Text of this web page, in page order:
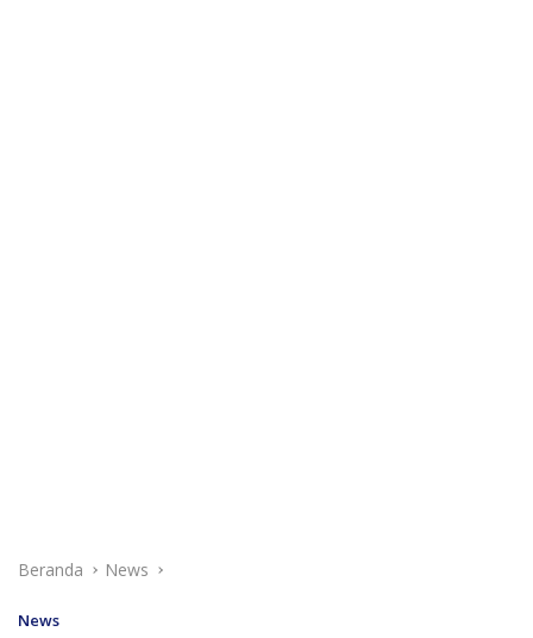
Beranda News
News